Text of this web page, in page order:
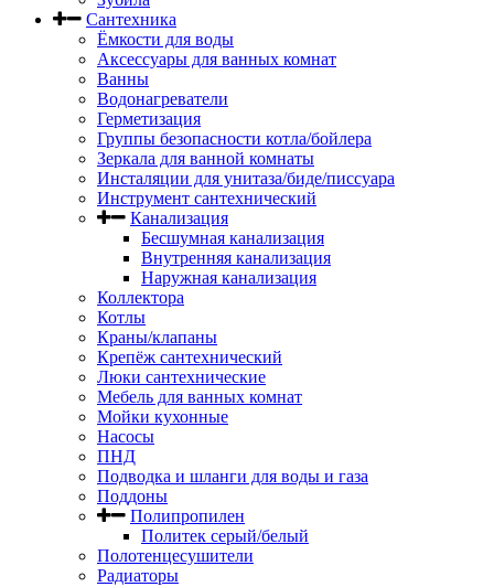
Сантехника
Ёмкости для воды
Аксессуары для ванных комнат
Ванны
Водонагреватели
Герметизация
Группы безопасности котла/бойлера
Зеркала для ванной комнаты
Инсталяции для унитаза/биде/писсуара
Инструмент сантехнический
Канализация
Бесшумная канализация
Внутренняя канализация
Наружная канализация
Коллектора
Котлы
Краны/клапаны
Крепёж сантехнический
Люки сантехнические
Мебель для ванных комнат
Мойки кухонные
Насосы
ПНД
Подводка и шланги для воды и газа
Поддоны
Полипропилен
Политек серый/белый
Полотенцесушители
Радиаторы